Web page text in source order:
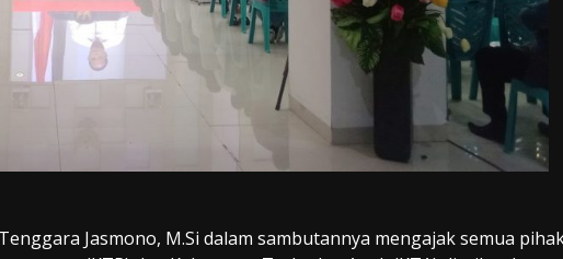
Jasmono, M.Si dalam sambutannya mengajak semua